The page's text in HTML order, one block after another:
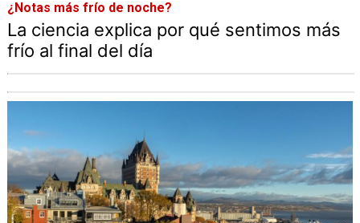
¿Notas más frío de noche?
La ciencia explica por qué sentimos más
frío al final del día